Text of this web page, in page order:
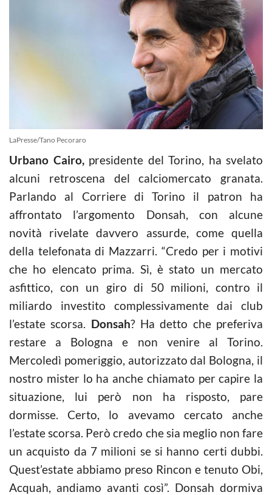
LaPresse/Tano Pecoraro
Urbano Cairo, presidente del Torino, ha svelato
alcuni retroscena del calciomercato granata.
Parlando al Corriere di Torino il patron ha
affrontato l’argomento Donsah, con alcune
novità rivelate davvero assurde, come quella
della telefonata di Mazzarri. “Credo per i motivi
che ho elencato prima. Sì, è stato un mercato
asfittico, con un giro di 50 milioni, contro il
miliardo investito complessivamente dai club
l’estate scorsa. Donsah? Ha detto che preferiva
restare a Bologna e non venire al Torino.
Mercoledì pomeriggio, autorizzato dal Bologna, il
nostro mister lo ha anche chiamato per capire la
situazione, lui però non ha risposto, pare
dormisse. Certo, lo avevamo cercato anche
l’estate scorsa. Però credo che sia meglio non fare
un acquisto da 7 milioni se si hanno certi dubbi.
Quest’estate abbiamo preso Rincon e tenuto Obi,
Acquah, andiamo avanti così”. Donsah dormiva